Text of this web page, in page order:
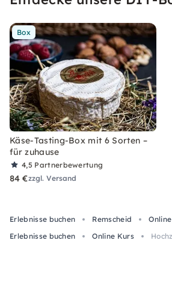
Box
Käse-Tasting-Box mit 6 Sorten –
für zuhause
4,5 Partnerbewertung
84 €zzgl. Versand
Erlebnisse buchen Remscheid
Erlebnisse buchen
Online Kurs